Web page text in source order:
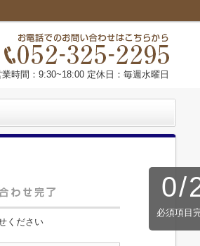
業時間：9:30~18:00 定休日：毎週水曜日
0/
必須項目
ください